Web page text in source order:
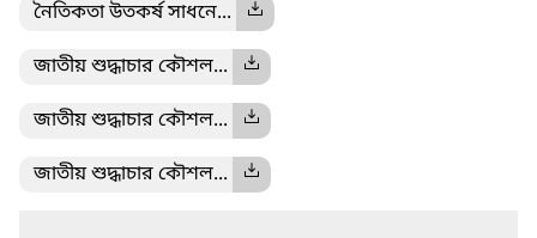
নৈতিকতা উতকর্ষ সাধনে...
জাতীয় শুদ্ধাচার কৌশল...
জাতীয় শুদ্ধাচার কৌশল...
জাতীয় শুদ্ধাচার কৌশল...